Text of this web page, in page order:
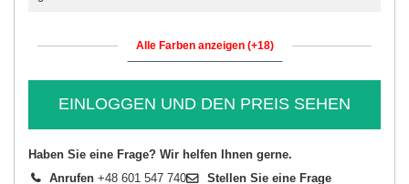
Alle Farben anzeigen (+18)
EINLOGGEN UND DEN PREIS SEHEN
Haben Sie eine Frage? Wir helfen Ihnen gerne.
Anrufen +48 601 547 740 Stellen Sie eine Frage